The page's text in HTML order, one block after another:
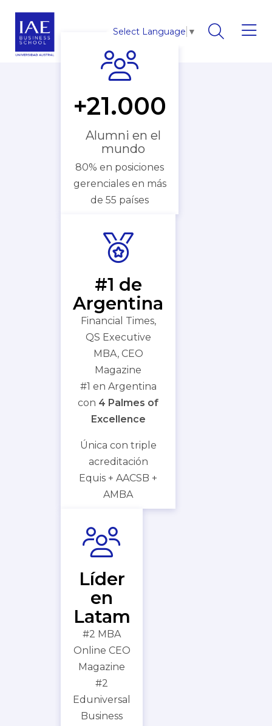
Select Language ▼
+21.000
Alumni en el
mundo
80% en posiciones
gerenciales en más
de 55 países
#1 de
Argentina
Financial Times,
QS Executive
MBA, CEO
Magazine
#1 en Argentina
con 4 Palmes of
Excellence
Única con triple
acreditación
Equis + AACSB +
AMBA
Líder
en
Latam
#2 MBA
Online CEO
Magazine
#2
Eduniversal
Business